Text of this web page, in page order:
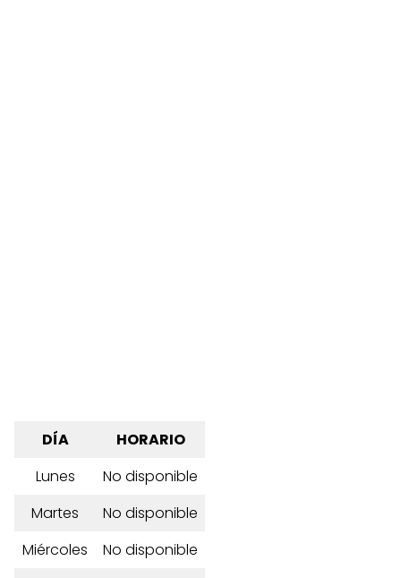
DÍA
HORARIO
Lunes
No disponible
Martes
No disponible
Miércoles
No disponible